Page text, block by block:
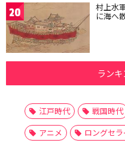
20 村上水
に海へ
ラン
江戸時代 戦国時代
アニメ
ロングセラ